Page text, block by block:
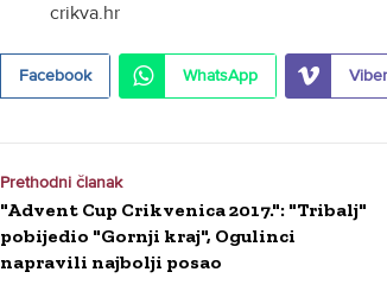
crikva.hr
Facebook WhatsApp Viber
Prethodni članak
"Advent Cup Crikvenica 2017.": "Tribalj"
pobijedio "Gornji kraj", Ogulinci
napravili najbolji posao